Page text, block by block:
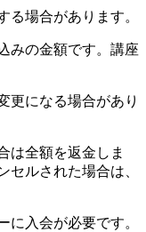
場合があります。
みの金額です。講座
更になる場合があり
は全額を返金しま
セルされた場合は、
入会が必要です。